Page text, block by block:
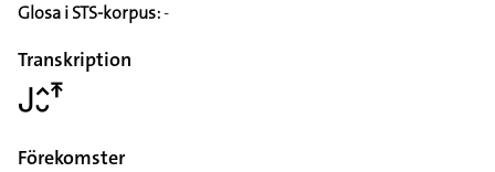
Glosa i STS-korpus:-
Transkription
􌤢􌤵􌤷􌥵
Förekomster